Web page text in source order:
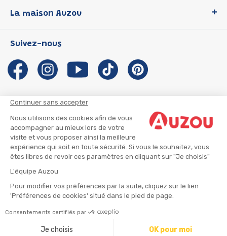
Continuer sans accepter
Nous utilisons des cookies afin de vous
accompagner au mieux lors de votre
visite et vous proposer ainsi la meilleure
expérience qui soit en toute sécurité. Si vous le souhaitez, vous
êtes libres de revoir ces paramètres en cliquant sur "Je choisis"
L'équipe Auzou
Pour modifier vos préférences par la suite, cliquez sur le lien
'Préférences de cookies' situé dans le pied de page.
Consentements certifiés par
Je choisis OK pour moi
P'tit Loup
Les Influenceuses
Migali
Petite Taupe
La maison Auzou
Notre histoire
Auzou s'engage
Auteurs et illustrateurs Auzou
Suivre mon colis
Infos consommateur
Suivez-nous
CGU
CGV
Mentions légales
© 2026 - AUZOU |